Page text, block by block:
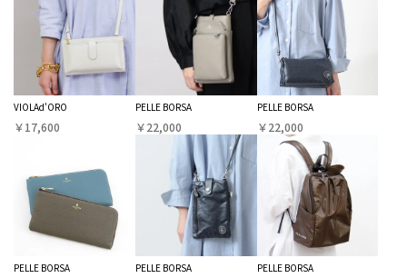
VIOLAd'ORO
￥17,600
PELLE BORSA
￥22,000
PELLE BORSA
￥22,000
PELLE BORSA PELLE BORSA PELLE BORSA